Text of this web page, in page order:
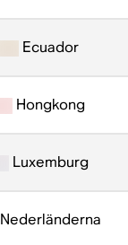
Ecuador
Hongkong
Luxemburg
Nederländerna